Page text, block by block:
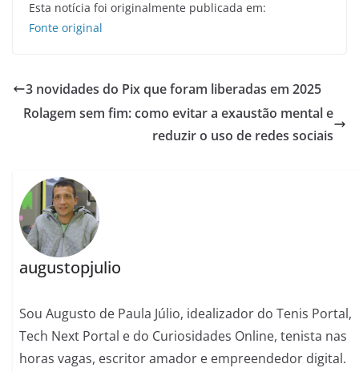
Esta notícia foi originalmente publicada em:
Fonte original
3 novidades do Pix que foram liberadas em 2025
Rolagem sem fim: como evitar a exaustão mental e
reduzir o uso de redes sociais
augustopjulio
Sou Augusto de Paula Júlio, idealizador do Tenis Portal,
Tech Next Portal e do Curiosidades Online, tenista nas
horas vagas, escritor amador e empreendedor digital.